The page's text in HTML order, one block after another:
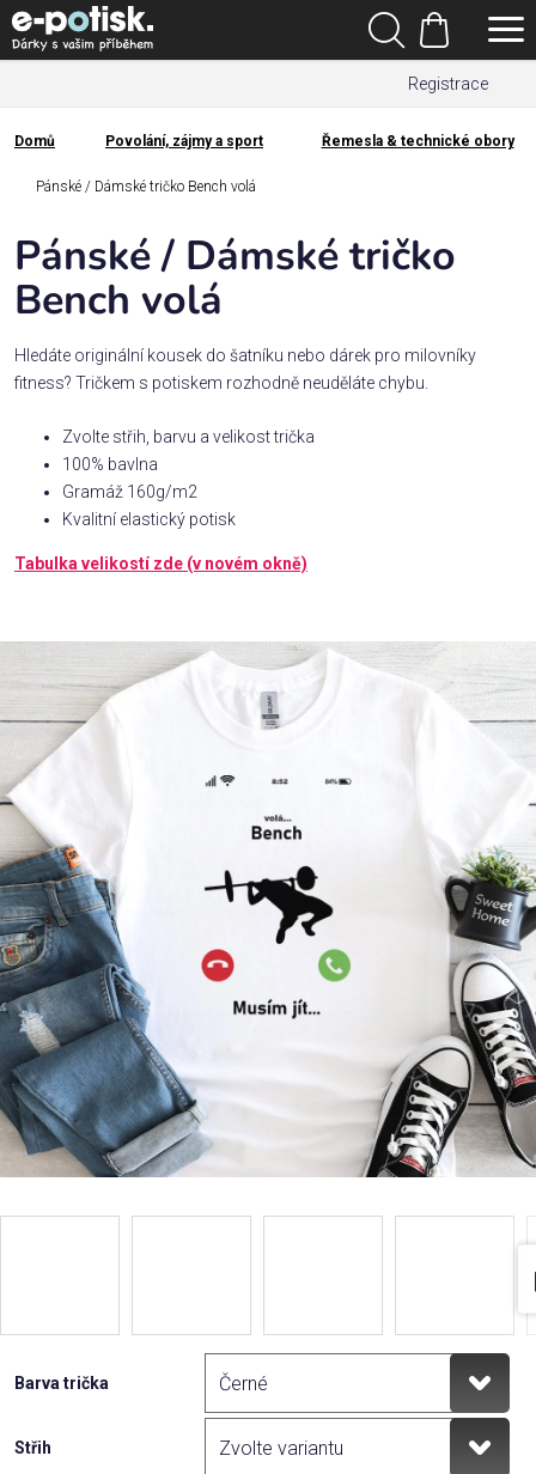
Přejít
na
obsah
Registrace
Hledat
Nákupní
košík
Kategorie
Dárek
pro
Rodina
/
Povolání,
zájmy a
sport
Kolekce
Oblečení
Přihlášení
Domů
Domů Povolání, zájmy a sport Řemesla & technické obory
Pánské / Dámské tričko Bench volá
Barva trička
Střih
Pánské / Dámské tričko
Bench volá
Hledáte originální kousek do šatníku nebo dárek pro milovníky
fitness? Tričkem s potiskem rozhodně neuděláte chybu.
Zvolte střih, barvu a velikost trička
100% bavlna
Gramáž 160g/m2
Kvalitní elastický potisk
Tabulka velikostí zde (v novém okně)